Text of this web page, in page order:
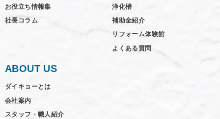
お役立ち情報集
社長コラム
浄化槽
補助金紹介
リフォーム体験館
よくある質問
ABOUT US
ダイキョーとは
会社案内
スタッフ・職人紹介